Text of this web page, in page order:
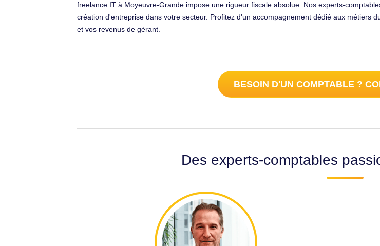
freelance IT à Moyeuvre-Grande impose une rigueur fiscale absolue. Nos experts-
création d'entreprise dans votre secteur. Profitez d'un accompagnement dédié aux métiers
et vos revenus de gérant.
BESOIN D'UN COMPTABLE ?
Des experts-comptables